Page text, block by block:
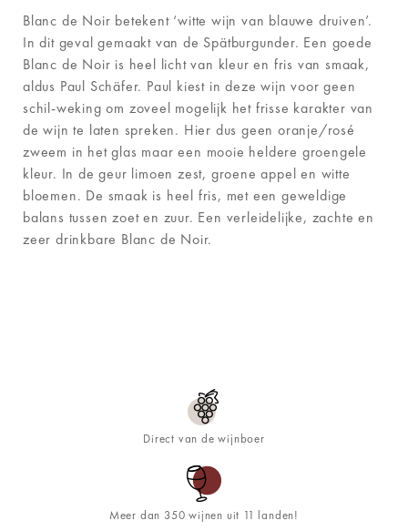
Blanc de Noir betekent ‘witte wijn van blauwe druiven’.
In dit geval gemaakt van de Spätburgunder. Een goede
Blanc de Noir is heel licht van kleur en fris van smaak,
aldus Paul Schäfer. Paul kiest in deze wijn voor geen
schil-weking om zoveel mogelijk het frisse karakter van
de wijn te laten spreken. Hier dus geen oranje/rosé
zweem in het glas maar een mooie heldere groengele
kleur. In de geur limoen zest, groene appel en witte
bloemen. De smaak is heel fris, met een geweldige
balans tussen zoet en zuur. Een verleidelijke, zachte en
zeer drinkbare Blanc de Noir.
Direct van de wijnboer
Meer dan 350 wijnen uit 11 landen!